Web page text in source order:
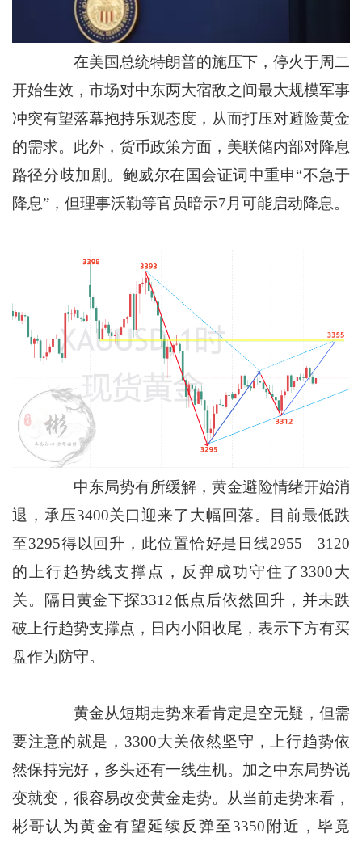
在美国总统特朗普的施压下，停火于周二
开始生效，市场对中东两大宿敌之间最大规模军事
冲突有望落幕抱持乐观态度，从而打压对避险黄金
的需求。此外，货币政策方面，美联储内部对降息
路径分歧加剧。鲍威尔在国会证词中重申“不急于
降息”，但理事沃勒等官员暗示7月可能启动降息。
中东局势有所缓解，黄金避险情绪开始消
退，承压3400关口迎来了大幅回落。目前最低跌
至3295得以回升，此位置恰好是日线2955—3120
的上行趋势线支撑点，反弹成功守住了3300大
关。隔日黄金下探3312低点后依然回升，并未跌
破上行趋势支撑点，日内小阳收尾，表示下方有买
盘作为防守。
黄金从短期走势来看肯定是空无疑，但需
要注意的就是，3300大关依然坚守，上行趋势依
然保持完好，多头还有一线生机。加之中东局势说
变就变，很容易改变黄金走势。从当前走势来看，
彬哥认为黄金有望延续反弹至3350附近，毕竟